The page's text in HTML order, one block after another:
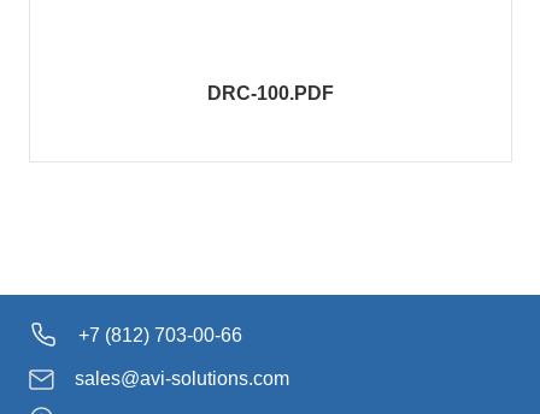
DRC-100.PDF
+7 (812) 703-00-66
sales@avi-solutions.com